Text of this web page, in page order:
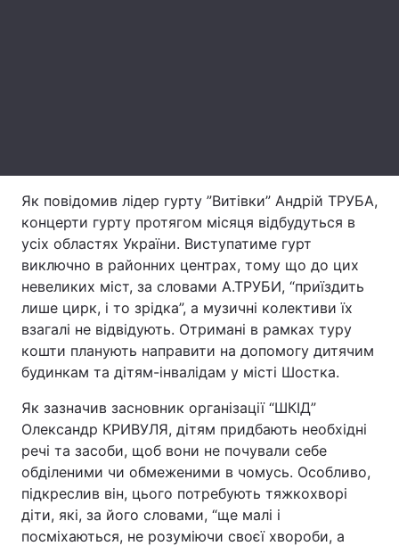
Архів Вакансії
Контакти
Послуги
Тема оформлення
Як повідомив лідер гурту ”Витівки” Андрій ТРУБА,
концерти гурту протягом місяця відбудуться в
усіх областях України. Виступатиме гурт
виключно в районних центрах, тому що до цих
невеликих міст, за словами А.ТРУБИ, “приїздить
лише цирк, і то зрідка”, а музичні колективи їх
взагалі не відвідують. Отримані в рамках туру
кошти планують направити на допомогу дитячим
будинкам та дітям-інвалідам у місті Шостка.
Як зазначив засновник організації “ШКІД”
Олександр КРИВУЛЯ, дітям придбають необхідні
речі та засоби, щоб вони не почували себе
обділеними чи обмеженими в чомусь. Особливо,
підкреслив він, цього потребують тяжкохворі
діти, які, за його словами, “ще малі і
посміхаються, не розуміючи своєї хвороби, а